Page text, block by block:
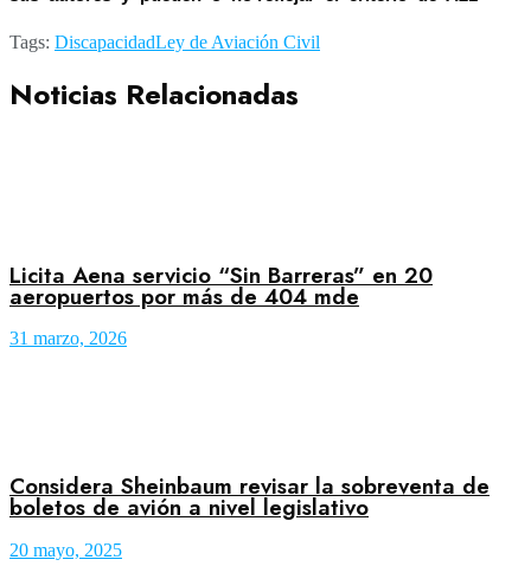
Tags: DiscapacidadLey de Aviación Civil
Noticias Relacionadas
Licita Aena servicio “Sin Barreras” en 20
aeropuertos por más de 404 mde
31 marzo, 2026
Considera Sheinbaum revisar la sobreventa de
boletos de avión a nivel legislativo
20 mayo, 2025